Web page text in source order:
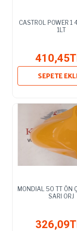
CASTROL POWER
1LT
SEPETE
MONDIAL 50 TT ÖN
SARI ORJ